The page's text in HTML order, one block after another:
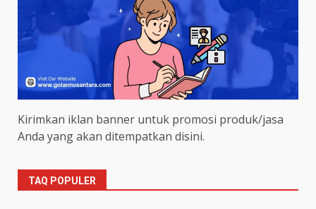
Kirimkan iklan banner untuk promosi produk/jasa
Anda yang akan ditempatkan disini.
TAQ POPULER